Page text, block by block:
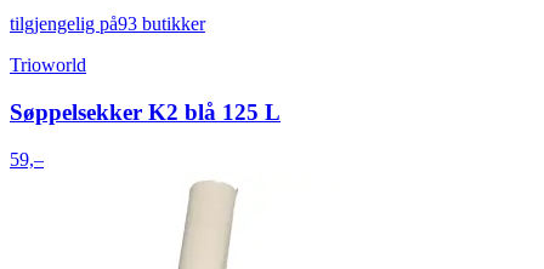
tilgjengelig på93 butikker
Trioworld
Søppelsekker K2 blå 125 L
59,–